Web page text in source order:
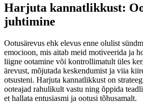
Harjuta kannatlikkust:
juhtimine
Ootusärevus ehk elevus enne olulist
emocioon, mis aitab meid motiveerida ja
liigne ootamine või kontrollimatult üles
ärevust, mõjutada keskendumist ja viia
otsusteni. Harjuta kannatlikkust on
ooteajad rahulikult vastu ning õppida
et hallata entusiasmi ja ootusi tõhusamalt.